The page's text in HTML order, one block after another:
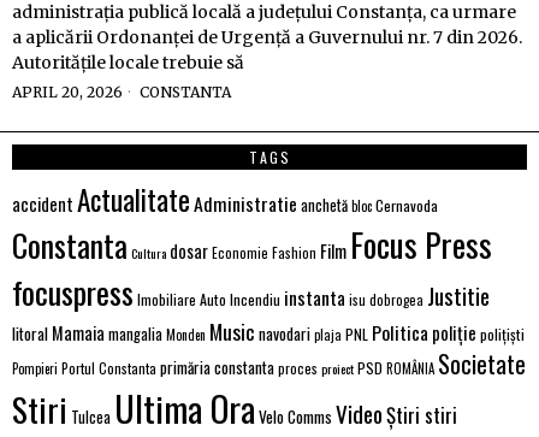
administrația publică locală a județului Constanța, ca urmare
a aplicării Ordonanței de Urgență a Guvernului nr. 7 din 2026.
Autoritățile locale trebuie să
APRIL 20, 2026 CONSTANTA
TAGS
accidentActualitateAdministratie anchetăblocCernavoda
Constanta Cultura dosarEconomie Fashion Film Focus Press
focuspress Imobiliare Auto Incendiu instanta isu dobrogea Justitie
litoral Mamaia mangaliaMonden Music navodariplaja PNL Politica poliție polițiști
Pompieri Portul Constanta primăria constantaproces proiectPSD ROMÂNIA Societate
Stiri Tulcea Ultima Ora Velo Comms VideoȘtiri stiri